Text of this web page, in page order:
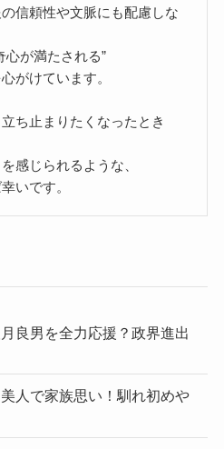
信頼性や文脈にも配慮しな
心が満たされる”
がけています。
ち止まりたくなったとき
感じられるような、
いです。
良男を全力応援？政界進出
人で家族思い！馴れ初めや